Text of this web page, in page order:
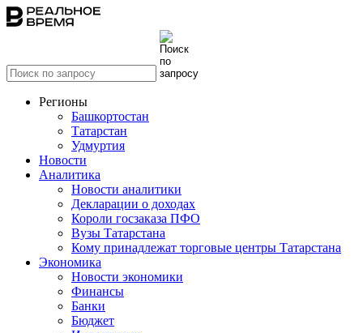
Регионы
Башкортостан
Татарстан
Удмуртия
Новости
Аналитика
Новости аналитики
Декларации о доходах
Короли госзаказа ПФО
Вузы Татарстана
Кому принадлежат торговые центры Татарстана
Экономика
Новости экономики
Финансы
Банки
Бюджет